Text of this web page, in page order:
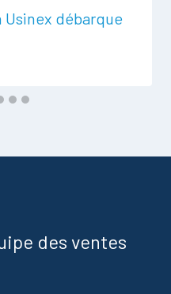
Usinex débarque
des ventes